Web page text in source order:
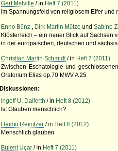
Gert Melville / in Heft 7 (2011)
Im Spannungsfeld von religiösem Eifer
Enno Bünz Dirk Martin Mütze und Sabine
Klösterreich – ein neuer Blick auf Sachsen
in der europäischen, deutschen und
Christian Martin Schmidt / in Heft 7 (2011)
Zwischen Eschatologie und
Oratorium Elias op.70 MWV A 25
Diskussionen:
Ingolf U. Dalferth / in Heft 8 (2012)
Ist Glauben menschlich?
Heimo Reinitzer / in Heft 8 (2012)
Menschlich glauben
Bülent Uçar / in Heft 7 (2011)